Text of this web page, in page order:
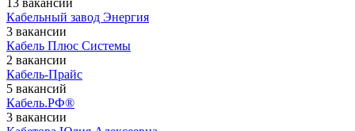
13 вакансий
Кабельный завод Энергия
3 вакансии
Кабель Плюс Системы
2 вакансии
Кабель-Прайс
5 вакансий
Кабель.РФ®
3 вакансии